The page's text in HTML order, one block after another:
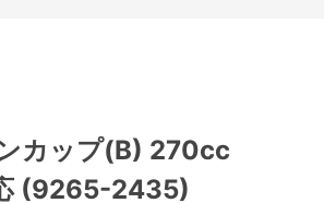
カップ(B) 270cc
(9265-2435)